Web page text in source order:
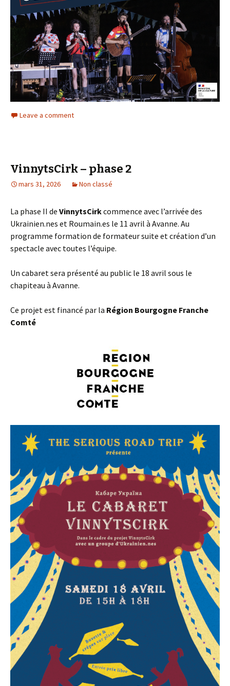
Leave a comment
VinnytsCirk – phase 2
mars 31, 2026 Non classé
La phase II de VinnytsCirkcommence avec l’arrivée des
Ukrainien.nes et Roumain.es le 11 avril à Avanne. Au
programme formation de formateur suite et création d’un
spectacle avec toutes l’équipe.
Un cabaret sera présenté au public le 18 avril sous le
chapiteau à Avanne.
Ce projet est financé par la Région Bourgogne Franche
Comté